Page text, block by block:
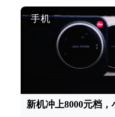
手机
新机冲上8000元档